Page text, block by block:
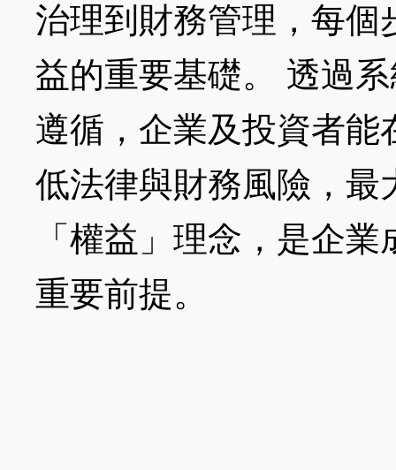
治理到財務管理，每個
益的重要基礎。 透過
遵循，企業及投資者能
低法律與財務風險，最
「權益」理念，是企
重要前提。